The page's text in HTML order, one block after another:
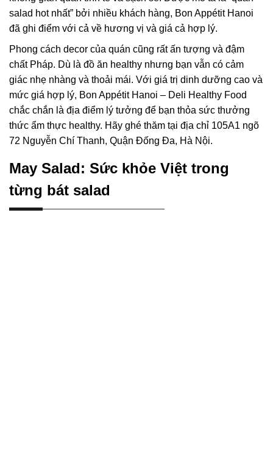
salad hot nhất” bởi nhiều khách hàng, Bon Appétit Hanoi
đã ghi điểm với cả về hương vị và giá cả hợp lý.
Phong cách decor của quán cũng rất ấn tượng và đậm
chất Pháp. Dù là đồ ăn healthy nhưng bạn vẫn có cảm
giác nhẹ nhàng và thoải mái. Với giá trị dinh dưỡng cao và
mức giá hợp lý, Bon Appétit Hanoi – Deli Healthy Food
chắc chắn là địa điểm lý tưởng để bạn thỏa sức thưởng
thức ẩm thực healthy. Hãy ghé thăm tại địa chỉ 105A1 ngõ
72 Nguyễn Chí Thanh, Quận Đống Đa, Hà Nội.
May Salad: Sức khỏe Việt trong
từng bát salad